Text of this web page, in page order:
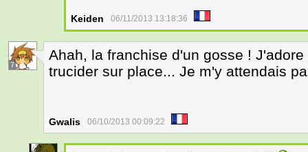
Keiden 06/11/2013 13:18:36
7
Ahah, la franchise d'un gosse !
trucider sur place... Je m'y attendais
Gwalis 06/10/2013 00:09:22